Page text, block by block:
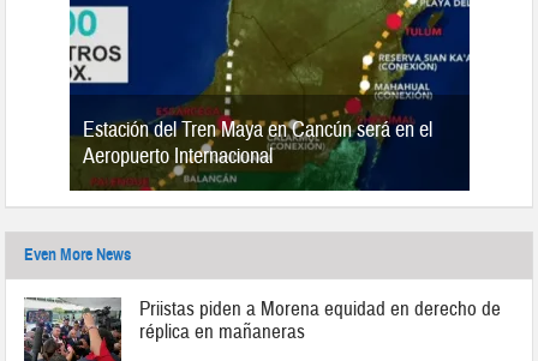
Estación del Tren Maya en Cancún será en el
Aeropuerto Internacional
Even More News
Priistas piden a Morena equidad en derecho de
réplica en mañaneras